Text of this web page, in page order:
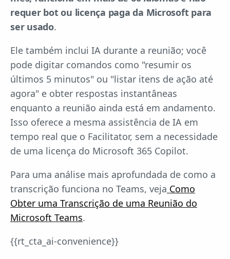
requer bot ou licença paga da Microsoft para
ser usado.
Ele também inclui IA durante a reunião; você
pode digitar comandos como "resumir os
últimos 5 minutos" ou "listar itens de ação até
agora" e obter respostas instantâneas
enquanto a reunião ainda está em andamento.
Isso oferece a mesma assistência de IA em
tempo real que o Facilitator, sem a necessidade
de uma licença do Microsoft 365 Copilot.
Para uma análise mais aprofundada de como a
transcrição funciona no Teams, veja Como
Obter uma Transcrição de uma Reunião do
Microsoft Teams.
{{rt_cta_ai-convenience}}